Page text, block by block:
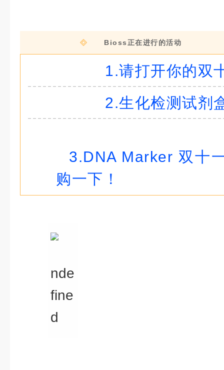
Bioss正在进行的活动
1.请打开你的双
2.生化检测试剂
3.DNA Marker 双十
购一下！